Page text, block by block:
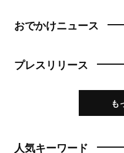
おでかけニュース
プレスリリース
も
人気キーワード